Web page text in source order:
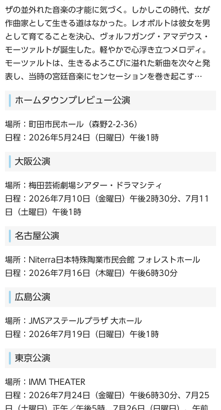
ザの並外れた音楽の才能に気づく。しかしこの時代、女が
作曲家として生きる道はなかった。レオポルトは彼女を男
として育てることを決心、ヴォルフガング・アマデウス・
モーツァルトが誕生した。軽やかで心浮き立つメロディ。
モーツァルトは、生きるよろこびに溢れた新曲を次々と発
表し、当時の宮廷音楽にセンセーションを巻き起こす…
ホームタウンプレビュー公演
場所：町田市民ホール（森野2-2-36）
日程：2026年5月24日（日曜日）午後1時
大阪公演
場所：梅田芸術劇場シアター・ドラマシティ
日程：2026年7月10日（金曜日）午後2時30分、7月11
日（土曜日）午後1時
名古屋公演
場所：Niterra日本特殊陶業市民会館 フォレストホール
日程：2026年7月16日（木曜日）午後6時30分
広島公演
場所：JMSアステールプラザ 大ホール
日程：2026年7月19日（日曜日）午後1時
東京公演
場所：IMM THEATER
日程：2026年7月24日（金曜日）午後6時30分、7月25